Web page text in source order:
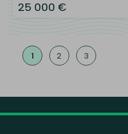
25 000 €
1 2 3